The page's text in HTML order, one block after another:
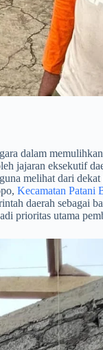
dalam
jajaran eksekutif
melihat dari
Kecamatan Patani
daerah sebagai
prioritas utama